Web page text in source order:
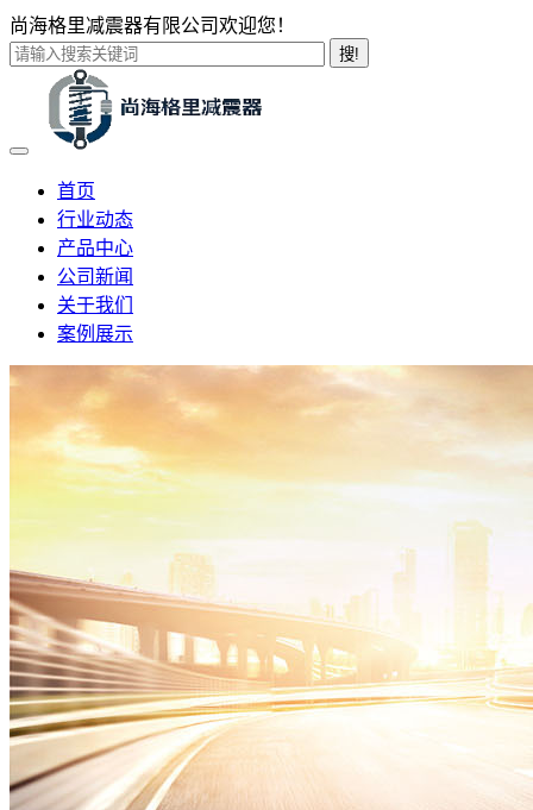
尚海格里减震器有限公司欢迎您！
搜!
首页
行业动态
产品中心
公司新闻
关于我们
案例展示